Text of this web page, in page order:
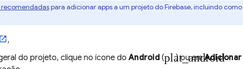
para adicionar apps a um projeto do Firebase, incluindo
,
do projeto, clique no ícone doAndroid(plat_android
) ou em